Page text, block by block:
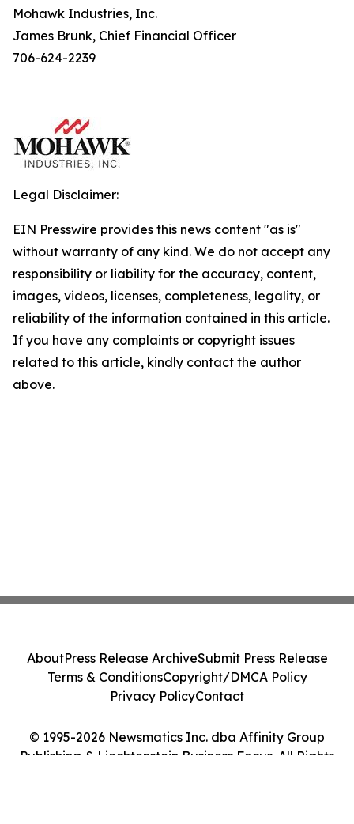
Mohawk Industries, Inc.
James Brunk, Chief Financial Officer
706-624-2239
Legal Disclaimer:
EIN Presswire provides this news content "as is"
without warranty of any kind. We do not accept any
responsibility or liability for the accuracy, content,
images, videos, licenses, completeness, legality, or
reliability of the information contained in this article.
If you have any complaints or copyright issues
related to this article, kindly contact the author
above.
© 1995-2026 Newsmatics Inc. dba Affinity Group
Publishing & Liechtenstein Business Focus. All Rights
AboutPress Release ArchiveSubmit Press Release
Terms & ConditionsCopyright/DMCA Policy
Privacy PolicyContact